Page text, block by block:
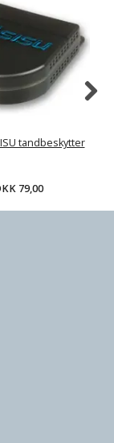
tandbeskytter
79,00